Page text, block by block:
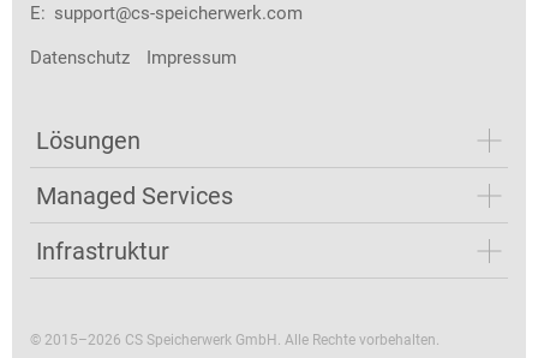
E: support@cs-speicherwerk.com
Datenschutz Impressum
Lösungen
Managed Services
Infrastruktur
© 2015–2026 CS Speicherwerk GmbH. Alle Rechte vorbehalten.